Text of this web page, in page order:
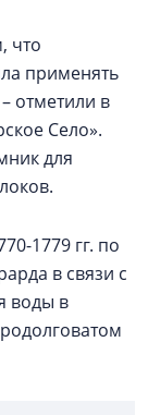
что
применять
отметили в
Село».
для
1779 гг. по
в связи с
воды в